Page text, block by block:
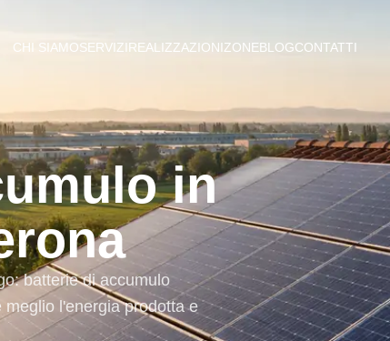
CHI SIAMOSERVIZI REALIZZAZIONIZONEBLOGCONTATTI
in
batterie di accumulo
l'energia prodotta e